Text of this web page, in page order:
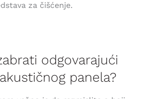
za čišćenje.
odgovarajući
panela?